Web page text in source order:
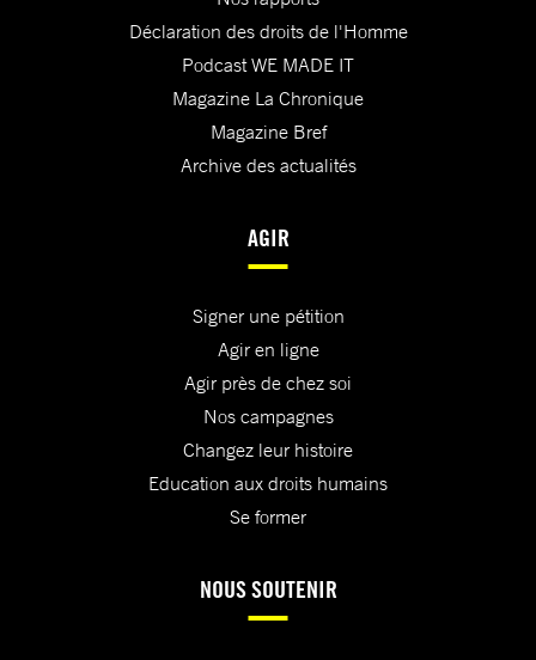
Déclaration des droits de l'Homme
Podcast WE MADE IT
Magazine La Chronique
Magazine Bref
Archive des actualités
AGIR
Signer une pétition
Agir en ligne
Agir près de chez soi
Nos campagnes
Changez leur histoire
Education aux droits humains
Se former
NOUS SOUTENIR